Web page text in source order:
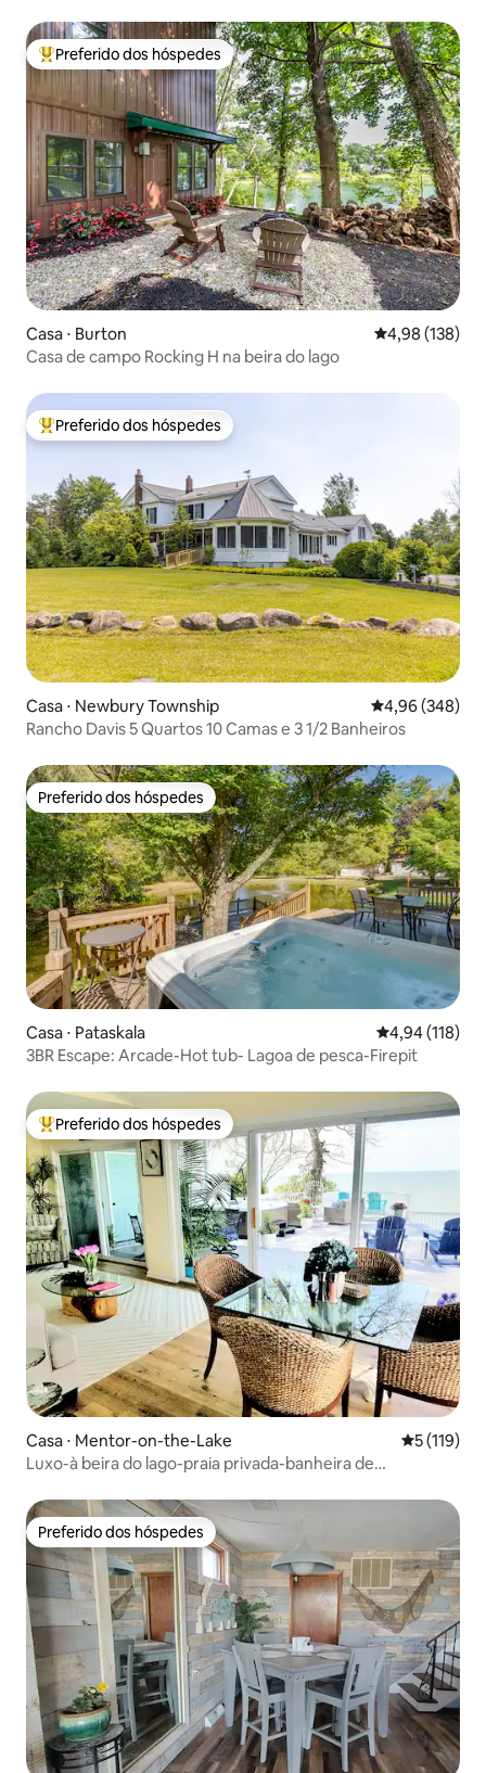
Entre os melhores preferidos dos hóspedes
Preferido dos hóspedes
Casa ⋅ Burton 4,98 de uma
4,98 (138)
Casa de campo Rocking H na beira do lago
Entre os melhores preferidos dos hóspedes
Preferido dos hóspedes
Casa ⋅ Newbury Township 4,96 de uma
4,96 (348)
Rancho Davis 5 Quartos 10 Camas e 3 1/2 Banheiros
Preferido dos hóspedes
Preferido dos hóspedes
Casa ⋅ Pataskala 4,94 de uma
4,94 (118)
3BR Escape: Arcade-Hot tub- Lagoa de pesca-Firepit
Entre os melhores preferidos dos hóspedes
Preferido dos hóspedes
Casa ⋅ Mentor-on-the-Lake 5 de uma
5 (119)
Luxo-à beira do lago-praia privada-banheira de
Preferido dos hóspedes
Preferido dos hóspedes